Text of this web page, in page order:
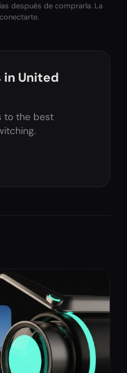
después de comprarla. La
in United
to the best